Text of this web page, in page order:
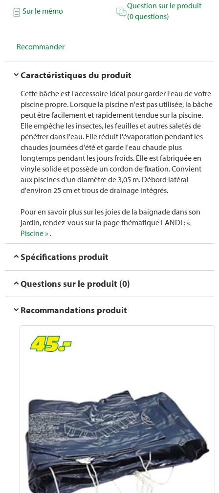
Sur le mémo
Question sur le produit
(0 questions)
Recommander
Caractéristiques du produit
Cette bâche est l'accessoire idéal pour garder l'eau de votre
piscine propre. Lorsque la piscine n'est pas utilisée, la bâche
peut être facilement et rapidement tendue sur la piscine.
Elle empêche les insectes, les feuilles et autres saletés de
pénétrer dans l'eau. Elle réduit l'évaporation pendant les
chaudes journées d'été et garde l'eau chaude plus
longtemps pendant les jours froids. Elle est fabriquée en
vinyle solide et possède un cordon de fixation. Convient
aux piscines d'un diamètre de 3,05 m. Débord latéral
d'environ 25 cm et trous de drainage intégrés.
Pour en savoir plus sur les joies de la baignade dans son
jardin, rendez-vous sur la page thématique LANDI :«
Piscine » .
Spécifications produit
Questions sur le produit (0)
Recommandations produit